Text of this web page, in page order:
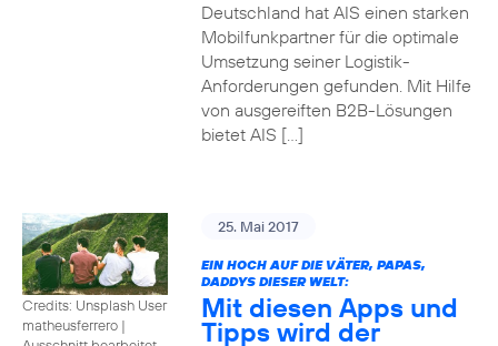
Deutschland hat AIS einen starken
Mobilfunkpartner für die optimale
Umsetzung seiner Logistik-
Anforderungen gefunden. Mit Hilfe
von ausgereiften B2B-Lösungen
bietet AIS […]
Credits: Unsplash User
matheusferrero |
25. Mai 2017
EIN HOCH AUF DIE VÄTER, PAPAS,
DADDYS DIESER WELT:
Mit diesen Apps und
Tipps wird der